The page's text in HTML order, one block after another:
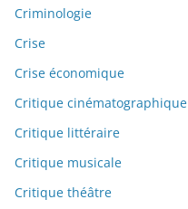
Criminologie
Crise
Crise économique
Critique cinématographique
Critique littéraire
Critique musicale
Critique théâtre